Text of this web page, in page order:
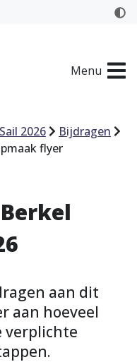
Menu
2026
Bijdragen
flyer
aan dit
aan hoeveel
verplichte